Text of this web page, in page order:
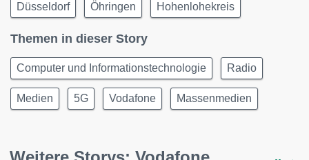
Düsseldorf Öhringen Hohenlohekreis
Themen in dieser Story
Computer und Informationstechnologie Radio
Medien 5G Vodafone Massenmedien